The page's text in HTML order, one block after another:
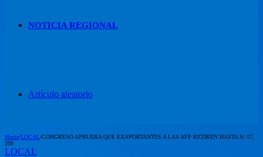
NOTICIA REGIONAL
Artículo aleatorio
Home/LOCAL/CONGRESO APRUEBA QUE EXAPORTANTES A LAS AFP RETIREN HASTA S/ 17,
200
LOCAL